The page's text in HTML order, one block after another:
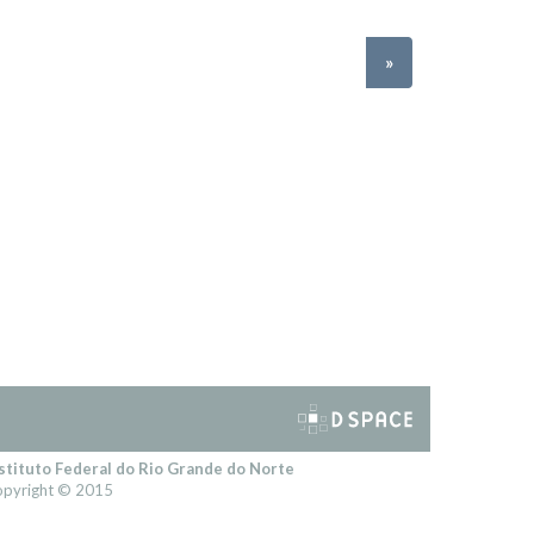
»
Federal do Rio Grande do Norte
© 2015